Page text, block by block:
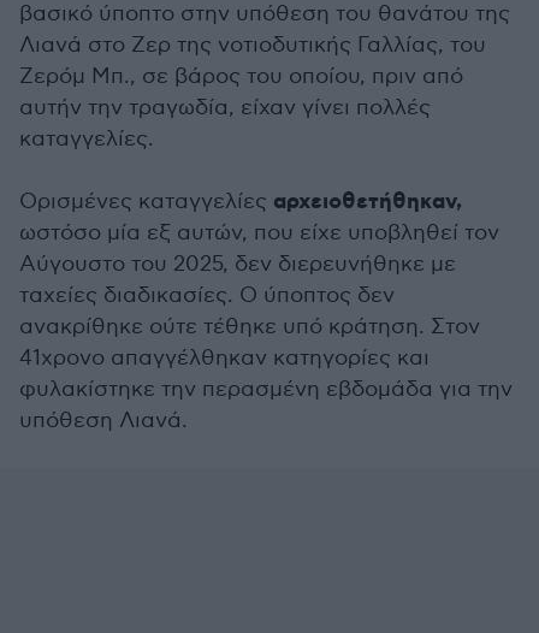
βασικό ύποπτο στην υπόθεση του θανάτου της
Λιανά στο Ζερ της νοτιοδυτικής Γαλλίας, του
Ζερόμ Μπ., σε βάρος του οποίου, πριν από
αυτήν την τραγωδία, είχαν γίνει πολλές
καταγγελίες.
Ορισμένες καταγγελίες αρχειοθετήθηκαν,
ωστόσο μία εξ αυτών, που είχε υποβληθεί τον
Αύγουστο του 2025, δεν διερευνήθηκε με
ταχείες διαδικασίες. Ο ύποπτος δεν
ανακρίθηκε ούτε τέθηκε υπό κράτηση. Στον
41χρονο απαγγέλθηκαν κατηγορίες και
φυλακίστηκε την περασμένη εβδομάδα για την
υπόθεση Λιανά.